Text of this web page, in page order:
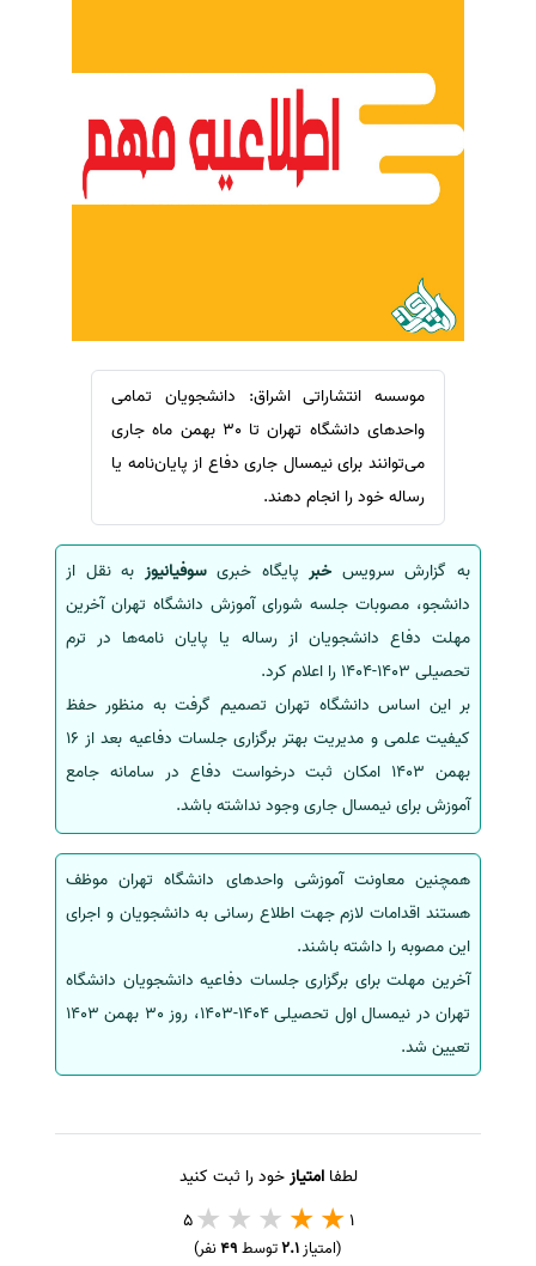
سفارش فرمت‌بندی
سفارش کاهش کمیت
سفارش معرفی مجله
سفارش چکیده مبسوط
سفارش ترجمه مولتی‌مدیا
سفارش گویندگی
سفارش تولید محتوا
سفارش ترجمه همزمان
سفارش چکیده گرافیکی
سفارش انگیزه‌نامه‌SOP
موسسه انتشاراتی اشراق: دانشجویان تمامی
واحد‌های دانشگاه تهران تا 30 بهمن ماه جاری
می‌توانند برای نیمسال جاری دفاع از پایان‌نامه یا
رساله خود را انجام دهند.
به گزارش سرویس خبر پایگاه خبریسوفیانیوز به نقل از
دانشجو، مصوبات جلسه شورای آموزش دانشگاه تهران آخرین
مهلت دفاع دانشجویان از رساله یا پایان نامه‌ها در ترم
تحصیلی 1403-1404 را اعلام کرد.
بر این اساس دانشگاه تهران تصمیم گرفت به منظور حفظ
کیفیت علمی و مدیریت بهتر برگزاری جلسات دفاعیه بعد از 16
بهمن 1403 امکان ثبت درخواست دفاع در سامانه جامع
آموزش برای نیمسال جاری وجود نداشته باشد.
همچنین معاونت آموزشی واحد‌های دانشگاه تهران موظف
هستند اقدامات لازم جهت اطلاع رسانی به دانشجویان و اجرای
این مصوبه را داشته باشند.
آخرین مهلت برای برگزاری جلسات دفاعیه دانشجویان دانشگاه
تهران در نیمسال اول تحصیلی 1404-1403، روز 30 بهمن 1403
تعیین شد.
لطفاامتیازخود را ثبت کنید
1
5
(امتیاز2.1توسط49نفر)